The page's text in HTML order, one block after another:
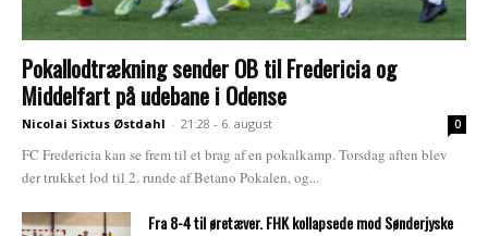
Pokallodtrækning sender OB til Fredericia og
Middelfart på udebane i Odense
Nicolai Sixtus Østdahl - 21:28 - 6. august 0
FC Fredericia kan se frem til et brag af en pokalkamp. Torsdag aften blev
der trukket lod til 2. runde af Betano Pokalen, og...
Fra 8-4 til øretæver. FHK kollapsede mod Sønderjyske